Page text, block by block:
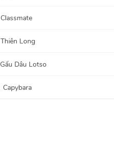
Classmate
Thiên Long
Gấu Dâu Lotso
Capybara